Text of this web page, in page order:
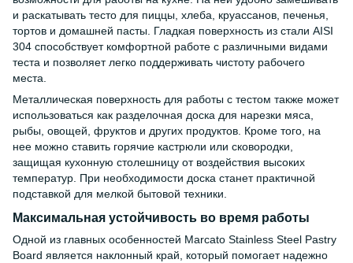
и раскатывать тесто для пиццы, хлеба, круассанов, печенья,
тортов и домашней пасты. Гладкая поверхность из стали AISI
304 способствует комфортной работе с различными видами
теста и позволяет легко поддерживать чистоту рабочего
места.
Металлическая поверхность для работы с тестом также может
использоваться как разделочная доска для нарезки мяса,
рыбы, овощей, фруктов и других продуктов. Кроме того, на
нее можно ставить горячие кастрюли или сковородки,
защищая кухонную столешницу от воздействия высоких
температур. При необходимости доска станет практичной
подставкой для мелкой бытовой техники.
Максимальная устойчивость во время работы
Одной из главных особенностей Marcato Stainless Steel Pastry
Board является наклонный край, который помогает надежно